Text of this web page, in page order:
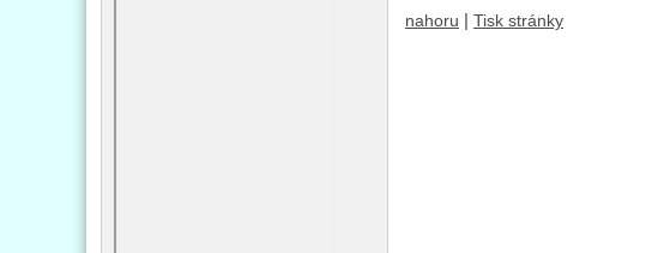
nahoru Tisk stránky